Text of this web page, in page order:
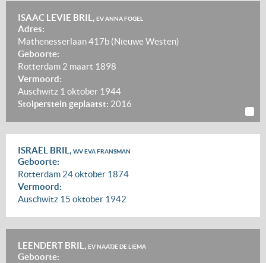
ISAAC LEVIE BRIL, EV ANNA FOGEL
Adres:
Mathenesserlaan 417b (Nieuwe Westen)
Geboorte:
Rotterdam 2 maart 1898
Vermoord:
Auschwitz 1 oktober 1944
Stolperstein geplaatst: 2016
ISRAËL BRIL, WV EVA FRANSMAN
Geboorte:
Rotterdam 24 oktober 1874
Vermoord:
Auschwitz 15 oktober 1942
LEENDERT BRIL, EV NAATJE DE LIEMA
Geboorte: